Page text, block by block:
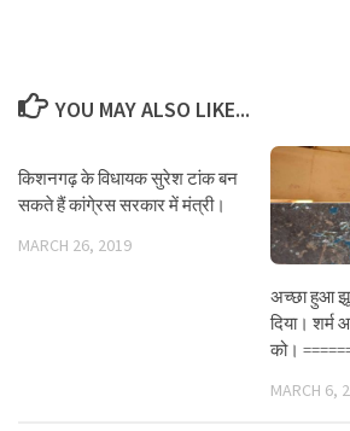
YOU MAY ALSO LIKE...
किशनगढ़ के विधायक सुरेश टांक बन
सकते हैं कांगे्रस सरकार में मंत्री।
MARCH 26, 2019
अच्छा हुआ
दिया। शर्म
को।
MARCH 6,